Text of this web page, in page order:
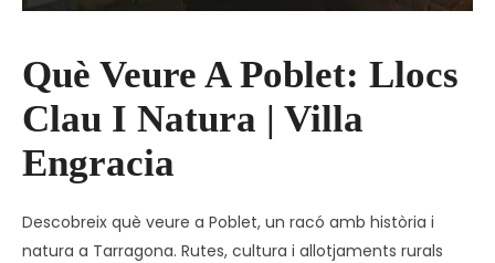
Què Veure A Poblet: Llocs
Clau I Natura | Villa
Engracia
Descobreix què veure a Poblet, un racó amb història i
natura a Tarragona. Rutes, cultura i allotjaments rurals